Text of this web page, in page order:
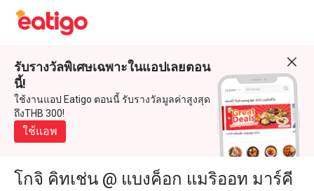
รับรางวัลพิเศษเฉพาะในแอปเลยตอน
นี้!
ใช้งานแอป Eatigo ตอนนี้ รับรางวัลมูลค่าสูงสุด
ถึงTHB 300!
ใช้แอพ
โกจิ คิทเช่น @ แบงค็อก แมริออท มาร์คี